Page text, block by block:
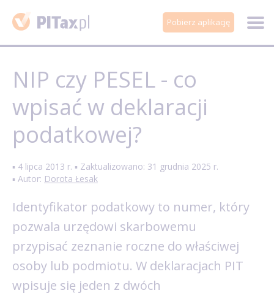
Pobierz aplikację
NIP czy PESEL - co
wpisać w deklaracji
podatkowej?
▪ 4 lipca 2013 r. ▪ Zaktualizowano: 31 grudnia 2025 r.
▪ Autor: Dorota Łesak
Identyfikator podatkowy to numer, który
pozwala urzędowi skarbowemu
przypisać zeznanie roczne do właściwej
osoby lub podmiotu. W deklaracjach PIT
wpisuje się jeden z dwóch